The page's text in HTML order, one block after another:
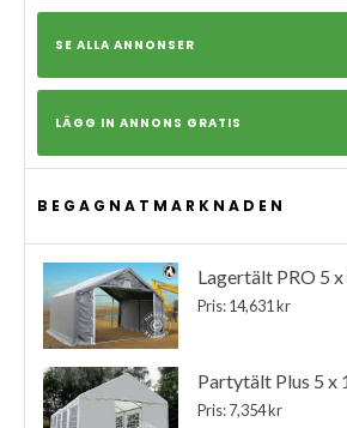
SE ALLA ANNONSER
LÄGG IN ANNONS GRATIS
BEGAGNATMARKNADEN
Lagertält PRO 5 x
Pris: 14,631 kr
Partytält Plus 5 x
Pris: 7,354 kr